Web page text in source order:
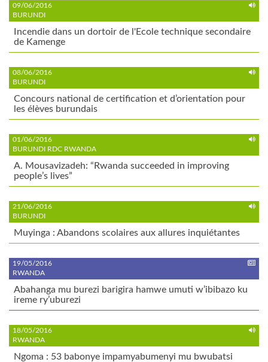
09/06/2016
BURUNDI
Incendie dans un dortoir de l'Ecole technique secondaire
de Kamenge
08/06/2016
BURUNDI
Concours national de certification et d’orientation pour
les élèves burundais
01/06/2016
BURUNDI RDC RWANDA
A. Mousavizadeh: “Rwanda succeeded in improving
people’s lives”
21/06/2016
BURUNDI
Muyinga : Abandons scolaires aux allures inquiétantes
19/05/2016
RWANDA
Abahanga mu burezi barigira hamwe umuti w’ibibazo ku
ireme ry’uburezi
18/05/2016
RWANDA
Ngoma : 53 babonye impamyabumenyi mu bwubatsi